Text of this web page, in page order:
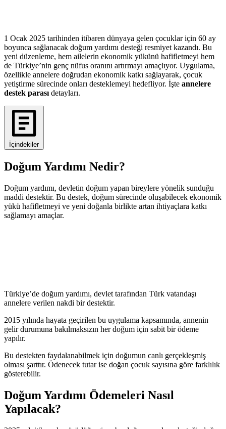
1 Ocak 2025 tarihinden itibaren dünyaya gelen çocuklar için 60 ay
boyunca sağlanacak doğum yardımı desteği resmiyet kazandı. Bu
yeni düzenleme, hem ailelerin ekonomik yükünü hafifletmeyi hem
de Türkiye’nin genç nüfus oranını artırmayı amaçlıyor. Uygulama,
özellikle annelere doğrudan ekonomik katkı sağlayarak, çocuk
yetiştirme sürecinde onları desteklemeyi hedefliyor. İşte annelere
destek parası detayları.
İçindekiler
Doğum Yardımı Nedir?
Doğum yardımı, devletin doğum yapan bireylere yönelik sunduğu
maddi destektir. Bu destek, doğum sürecinde oluşabilecek ekonomik
yükü hafifletmeyi ve yeni doğanla birlikte artan ihtiyaçlara katkı
sağlamayı amaçlar.
Türkiye’de doğum yardımı, devlet tarafından Türk vatandaşı
annelere verilen nakdi bir destektir.
2015 yılında hayata geçirilen bu uygulama kapsamında, annenin
gelir durumuna bakılmaksızın her doğum için sabit bir ödeme
yapılır.
Bu destekten faydalanabilmek için doğumun canlı gerçekleşmiş
olması şarttır. Ödenecek tutar ise doğan çocuk sayısına göre farklılık
gösterebilir.
Doğum Yardımı Ödemeleri Nasıl
Yapılacak?